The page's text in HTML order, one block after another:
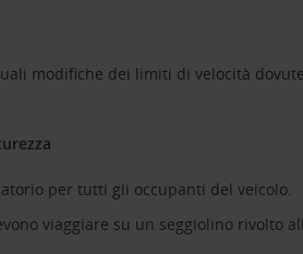
modifiche dei limiti di velocità
per tutti gli occupanti del veicolo.
viaggiare su un seggiolino rivolto